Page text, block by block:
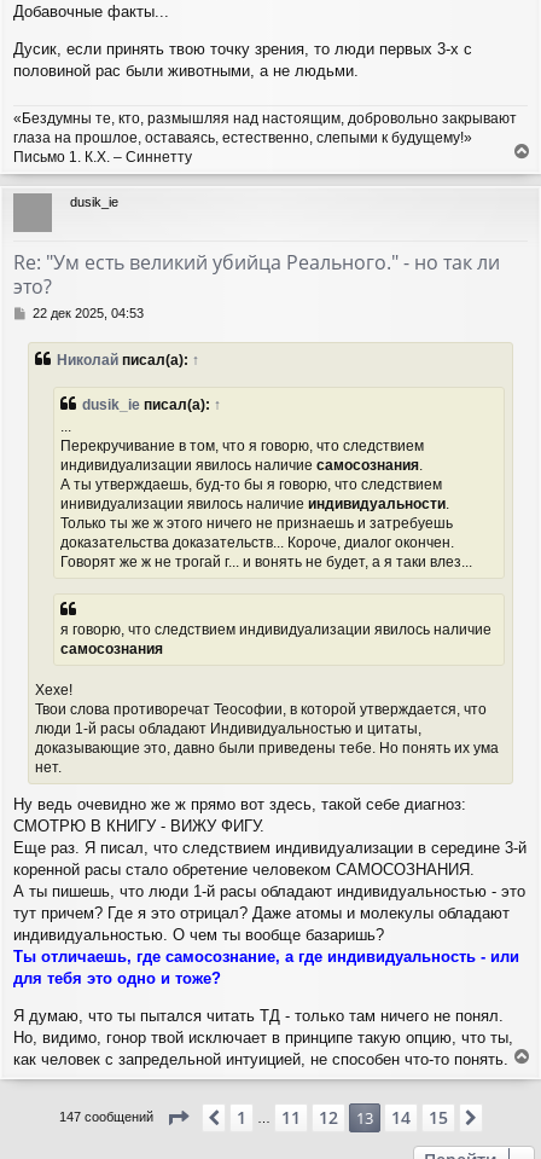
Добавочные факты...
Дусик, если принять твою точку зрения, то люди первых 3-х с
половиной рас были животными, а не людьми.
«Бездумны те, кто, размышляя над настоящим, добровольно закрывают
глаза на прошлое, оставаясь, естественно, слепыми к будущему!»
Письмо 1. К.Х. – Синнетту
е
р
dusik_ie
Re: "Ум есть великий убийца Реального." - но так ли
это?
С
о
22 дек 2025, 04:53
Николай писал(а): ↑
dusik_ie писал(а): ↑
...
Перекручивание в том, что я говорю, что следствием
индивидуализации явилось наличие самосознания.
А ты утверждаешь, буд-то бы я говорю, что следствием
инивидуализации явилось наличие индивидуальности.
Только ты же ж этого ничего не признаешь и затребуешь
доказательства доказательств... Короче, диалог окончен.
Говорят же ж не трогай г... и вонять не будет, а я таки влез...
я говорю, что следствием индивидуализации явилось наличие
самосознания
Хехе!
Твои слова противоречат Теософии, в которой утверждается, что
люди 1-й расы обладают Индивидуальностью и цитаты,
доказывающие это, давно были приведены тебе. Но понять их ума
нет.
Ну ведь очевидно же ж прямо вот здесь, такой себе диагноз:
СМОТРЮ В КНИГУ - ВИЖУ ФИГУ.
Еще раз. Я писал, что следствием индивидуализации в середине 3-й
коренной расы стало обретение человеком САМОСОЗНАНИЯ.
А ты пишешь, что люди 1-й расы обладают индивидуальностью - это
тут причем? Где я это отрицал? Даже атомы и молекулы обладают
индивидуальностью. О чем ты вообще базаришь?
Ты отличаешь, где самосознание, а где индивидуальность - или
для тебя это одно и тоже?
Я думаю, что ты пытался читать ТД - только там ничего не понял.
Но, видимо, гонор твой исключает в принципе такую опцию, что ты,
как человек с запредельной интуицией, не способен что-то понять.
е
т
147 сообщений Страница 13из15
Пред.
1 11 12 13 14 15